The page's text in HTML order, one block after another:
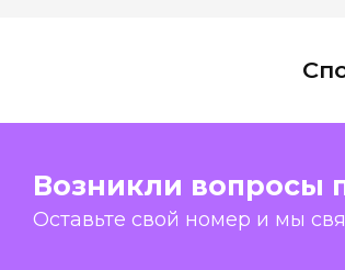
Возникли вопросы
Оставьте свой номер и мы